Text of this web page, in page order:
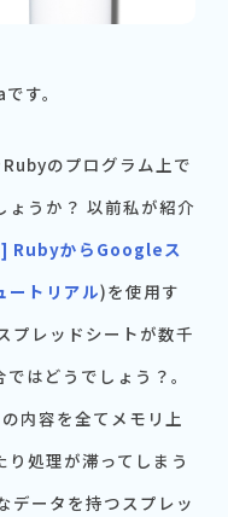
す。
のプログラム上で
ょうか？ 以前私が紹介
RubyからGoogleス
ートリアル)を使用す
プレッドシートが数千
はどうでしょう？。
内容を全てメモリ上
処理が滞ってしまう
データを持つスプレッ